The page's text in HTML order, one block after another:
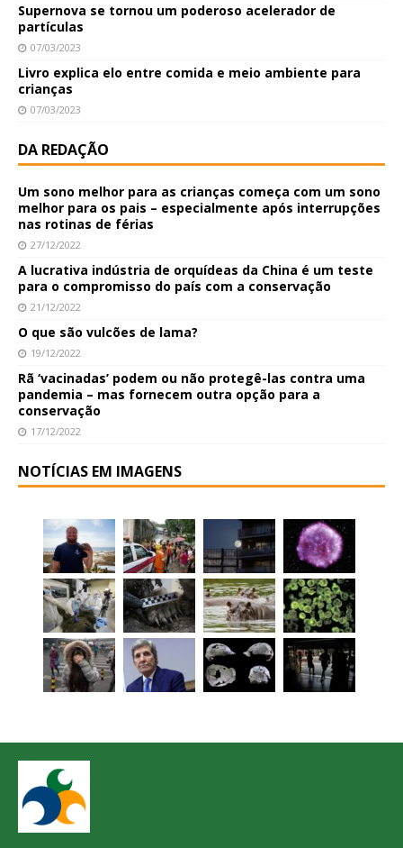
Supernova se tornou um poderoso acelerador de
partículas
07/03/2023
Livro explica elo entre comida e meio ambiente para
crianças
07/03/2023
DA REDAÇÃO
Um sono melhor para as crianças começa com um sono
melhor para os pais – especialmente após interrupções
nas rotinas de férias
27/12/2022
A lucrativa indústria de orquídeas da China é um teste
para o compromisso do país com a conservação
21/12/2022
O que são vulcões de lama?
19/12/2022
Rã ‘vacinadas’ podem ou não protegê-las contra uma
pandemia – mas fornecem outra opção para a
conservação
17/12/2022
NOTÍCIAS EM IMAGENS